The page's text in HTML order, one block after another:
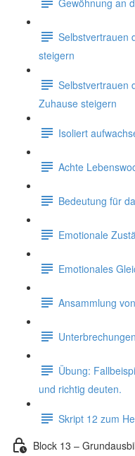
Selbstvertrauen
steigern
Selbstvertrauen
Zuhause steigern
Isoliert
Achte
Bedeutung für
Emotionale
Emotionales
Ansammlung
Übung:
und richtig deuten.
Skript 12 zum
Block 13 –